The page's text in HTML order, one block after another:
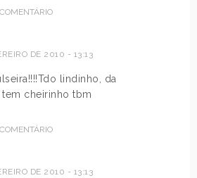
DE 2010 - 13:13
lindinho, da
cheirinho tbm
DE 2010 - 13:13